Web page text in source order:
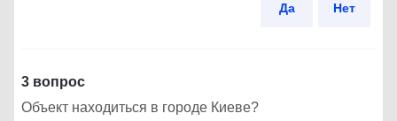
Да Нет
3 вопрос
Объект находиться в городе Киеве?